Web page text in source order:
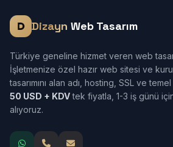
Dizayn Web Tasarım
Türkiye geneline hizmet veren web
İşletmenize özel hazır web sitesi ve
tasarımını alan adı, hosting, SSL ve temel
50 USD + KDVtek fiyatla, 1-3 iş günü
alıyoruz.